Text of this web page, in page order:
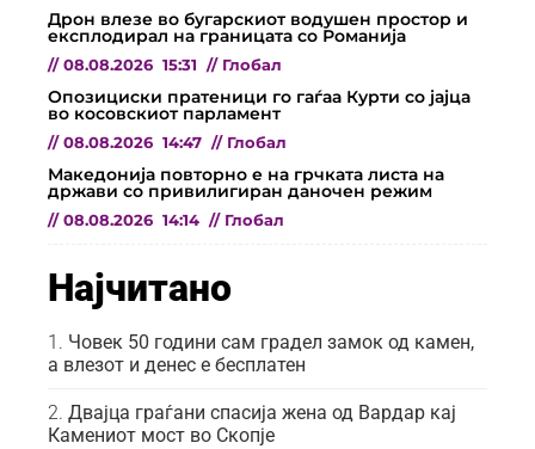
Дрон влезе во бугарскиот водушен простор и
експлодирал на границата со Романија
// 08.08.2026 15:31 // Глобал
Опозициски пратеници го гаѓаа Курти со јајца
во косовскиот парламент
// 08.08.2026 14:47 // Глобал
Македонија повторно е на грчката листа на
држави со привилигиран даночен режим
// 08.08.2026 14:14 // Глобал
Најчитано
Човек 50 години сам градел замок од камен,
а влезот и денес е бесплатен
Двајца граѓани спасија жена од Вардар кај
Камениот мост во Скопје